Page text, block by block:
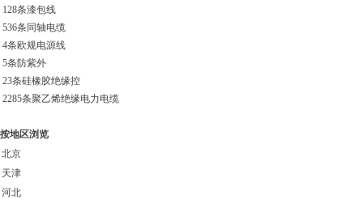
128条漆包线
536条 同轴电缆
4条欧规电源线
5条 防紫外
23条硅橡胶绝缘控
2285条聚乙烯绝缘电力电缆
按地区浏览
北京
天津
河北